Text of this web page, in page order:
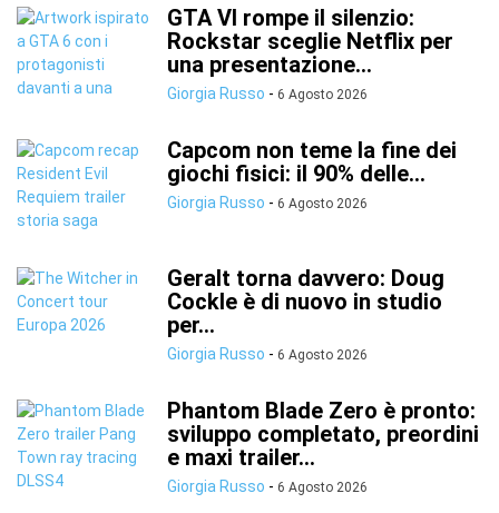
GTA VI rompe il silenzio:
Rockstar sceglie Netflix per
una presentazione...
Giorgia Russo - 6 Agosto 2026
Capcom non teme la fine dei
giochi fisici: il 90% delle...
Giorgia Russo - 6 Agosto 2026
Geralt torna davvero: Doug
Cockle è di nuovo in studio
per...
Giorgia Russo - 6 Agosto 2026
Phantom Blade Zero è pronto:
sviluppo completato, preordini
e maxi trailer...
Giorgia Russo - 6 Agosto 2026